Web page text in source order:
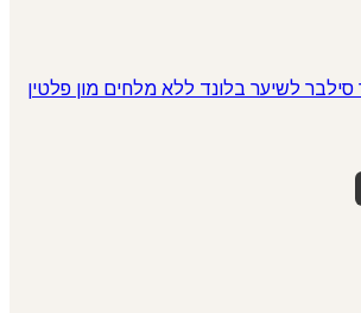
סילבר לשיער בלונד ללא מלחים מון פלטין